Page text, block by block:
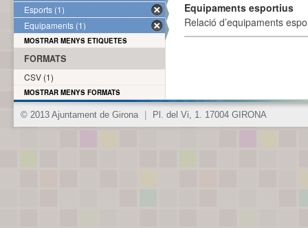
Equipaments esportius
Relació d’equipaments
Esports (1)
Equipaments (1)
MOSTRAR MENYS ETIQUETES
FORMATS
CSV (1)
MOSTRAR MENYS FORMATS
© 2013 Ajuntament de Girona Pl. del Vi, 1. 17004 GIRONA